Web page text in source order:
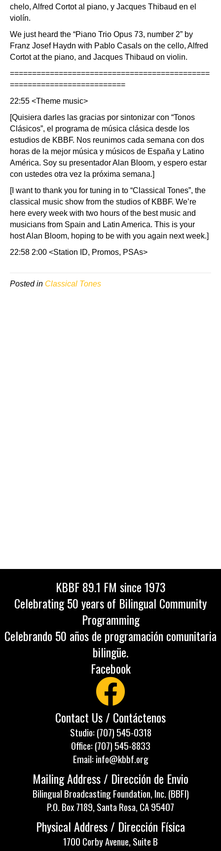
chelo, Alfred Cortot al piano, y Jacques Thibaud en el
violín.
We just heard the “Piano Trio Opus 73, number 2” by
Franz Josef Haydn with Pablo Casals on the cello, Alfred
Cortot at the piano, and Jacques Thibaud on violin.
=============================================
==========================
22:55 <Theme music>
[Quisiera darles las gracias por sintonizar con “Tonos
Clásicos”, el programa de música clásica desde los
estudios de KBBF. Nos reunimos cada semana con dos
horas de la mejor música y músicos de España y Latino
América. Soy su presentador Alan Bloom, y espero estar
con ustedes otra vez la próxima semana.]
[I want to thank you for tuning in to “Classical Tones”, the
classical music show from the studios of KBBF. We’re
here every week with two hours of the best music and
musicians from Spain and Latin America. This is your
host Alan Bloom, hoping to be with you again next week.]
22:58 2:00 <Station ID, Promos, PSAs>
Posted in Classical Tones
KBBF 89.1 FM since 1973
Celebrating 50 years of Bilingual Community
Programming
Celebrando 50 años de programación comunitaria
bilingüe.
Facebook
Contact Us / Contáctenos
Studio: (707) 545-0318
Office: (707) 545-8833
Email: info@kbbf.org
Mailing Address / Dirección de Envio
Bilingual Broadcasting Foundation, Inc. (BBFI)
P.O. Box 7189, Santa Rosa, CA 95407
Physical Address / Dirección Física
1700 Corby Avenue, Suite B